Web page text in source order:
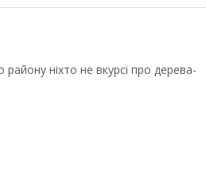
ніхто не вкурсі про дерева-